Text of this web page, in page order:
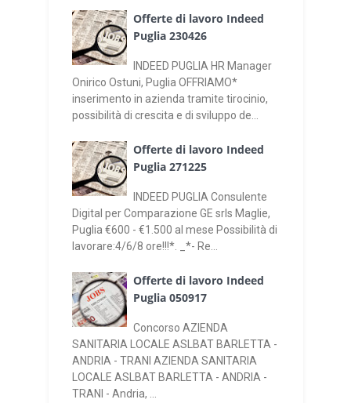
Offerte di lavoro Indeed
Puglia 230426
INDEED PUGLIA HR Manager
Onirico Ostuni, Puglia OFFRIAMO*
inserimento in azienda tramite tirocinio,
possibilità di crescita e di sviluppo de...
Offerte di lavoro Indeed
Puglia 271225
INDEED PUGLIA Consulente
Digital per Comparazione GE srls Maglie,
Puglia €600 - €1.500 al mese Possibilità di
lavorare:4/6/8 ore!!!*. _*- Re...
Offerte di lavoro Indeed
Puglia 050917
Concorso AZIENDA
SANITARIA LOCALE ASLBAT BARLETTA -
ANDRIA - TRANI AZIENDA SANITARIA
LOCALE ASLBAT BARLETTA - ANDRIA -
TRANI - Andria, ...